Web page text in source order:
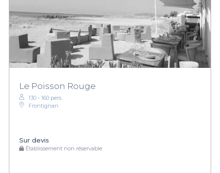
Le Poisson Rouge
130 - 160 pers.
Frontignan
Sur devis
Établissement non réservable